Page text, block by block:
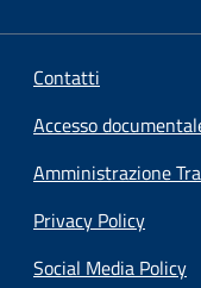
Contatti
Accesso
Amministrazione
Privacy Policy
Social Media Policy